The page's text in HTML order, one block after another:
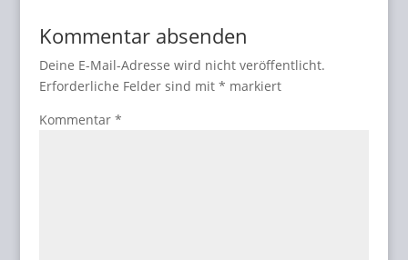
Kommentar absenden
Deine E-Mail-Adresse wird nicht veröffentlicht.
Erforderliche Felder sind mit * markiert
Kommentar *